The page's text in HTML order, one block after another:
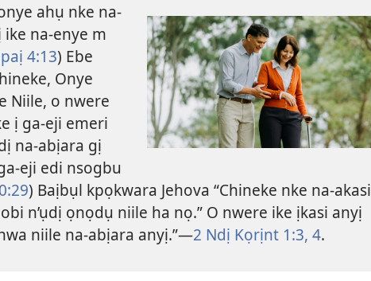
ahụ nke na-
na-enye m
4:13) Ebe
Onye
Niile, o nwere
ị ga-eji emeri
na-abịara gị
eji edi nsogbu
) Baịbụl kpọkwara Jehova “Chineke nke na-akasi
n’ụdị ọnọdụ niile ha nọ.” O nwere ike ịkasi anyị
niile na-abịara anyị.”​—2 Ndị Kọrịnt 1:3, 4.